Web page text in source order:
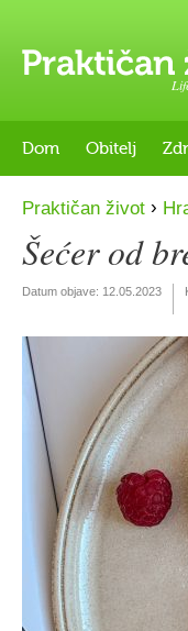
Dom Obitelj
Praktičan život ›
Šećer od
Datum objave: 12.05.2023